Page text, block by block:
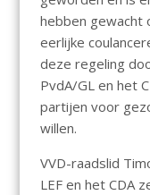
hebben gewacht
eerlijke
deze regeling
PvdA/GL en het
partijen voor
willen.
VVD-raadslid
LEF en het CDA